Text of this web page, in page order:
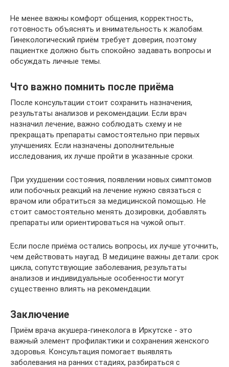
Не менее важны комфорт общения, корректность,
готовность объяснять и внимательность к жалобам.
Гинекологический приём требует доверия, поэтому
пациентке должно быть спокойно задавать вопросы и
обсуждать личные темы.
Что важно помнить после приёма
После консультации стоит сохранить назначения,
результаты анализов и рекомендации. Если врач
назначил лечение, важно соблюдать схему и не
прекращать препараты самостоятельно при первых
улучшениях. Если назначены дополнительные
исследования, их лучше пройти в указанные сроки.
При ухудшении состояния, появлении новых симптомов
или побочных реакций на лечение нужно связаться с
врачом или обратиться за медицинской помощью. Не
стоит самостоятельно менять дозировки, добавлять
препараты или ориентироваться на чужой опыт.
Если после приёма остались вопросы, их лучше уточнить,
чем действовать наугад. В медицине важны детали: срок
цикла, сопутствующие заболевания, результаты
анализов и индивидуальные особенности могут
существенно влиять на рекомендации.
Заключение
Приём врача акушера-гинеколога в Иркутске - это
важный элемент профилактики и сохранения женского
здоровья. Консультация помогает выявлять
заболевания на ранних стадиях, разбираться с